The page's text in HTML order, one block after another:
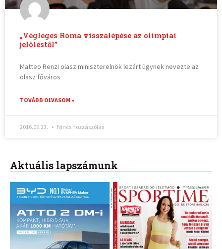
„Végleges Róma visszalépése az olimpiai
jelöléstől”
Matteo Renzi olasz miniszterelnök lezárt ügynek nevezte az
olasz főváros
TOVÁBB OLVASOM »
2016.09.23. Nincs hozzászólás
Aktuális lapszámunk